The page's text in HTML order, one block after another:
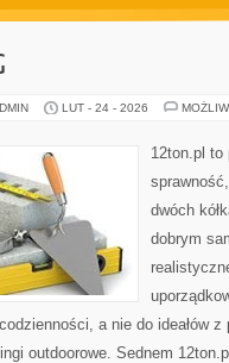
LUT - 24 - 2026
12ton.pl to
dwóch
dobrym
a nie do ideałów
outdoorowe. Sednem